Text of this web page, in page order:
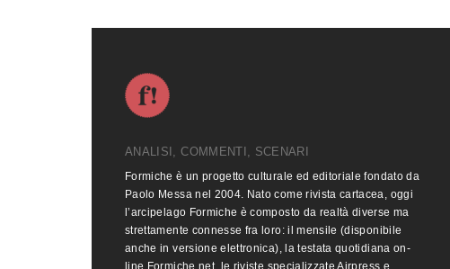
ANALISI, COMMENTI, SCENARI
Formiche è un progetto culturale ed editoriale fondato da
Paolo Messa nel 2004. Nato come rivista cartacea, oggi
l’arcipelago Formiche è composto da realtà diverse ma
strettamente connesse fra loro: il mensile (disponibile
anche in versione elettronica), la testata quotidiana on-
line Formiche.net, le riviste specializzate Airpress e